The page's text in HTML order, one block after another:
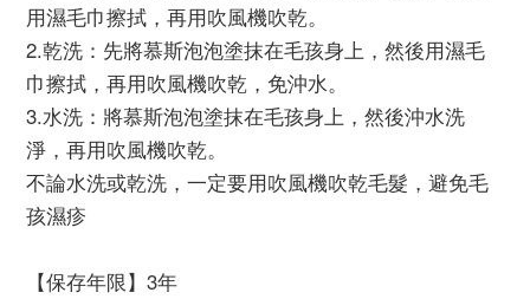
用濕毛巾擦拭，再用吹風機吹乾。
2.乾洗：先將慕斯泡泡塗抹在毛孩身上，然後用濕毛
巾擦拭，再用吹風機吹乾，免沖水。
3.水洗：將慕斯泡泡塗抹在毛孩身上，然後沖水洗
淨，再用吹風機吹乾。
不論水洗或乾洗，一定要用吹風機吹乾毛髮，避免毛
孩濕疹
【保存年限】3年